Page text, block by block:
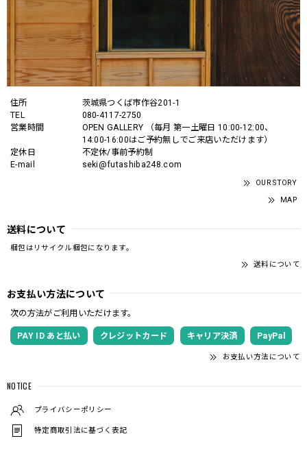
住所
茨城県つくば市作谷201-1
TEL
080-4117-2750
営業時間
OPEN GALLERY （毎月 第一土曜日 10:00-12:00、
14:00-16:00はご予約無しでご来店いただけます）
定休日
不定休/事前予約制
E-mail
seki@futashiba248.com
OUR STORY
MAP
送料について
梱包はリサイクル梱包になります。
送料について
お支払い方法について
次の方法がご利用いただけます。
PAY ID あと払い クレジットカード キャリア決済 PayPal
お支払い方法について
NOTICE
プライバシーポリシー
特定商取引法に基づく表記